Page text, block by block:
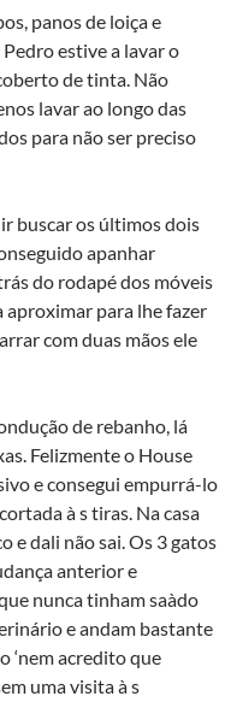
panos de loiça e
estive a lavar o
de tinta. Não
lavar ao longo das
para não ser preciso
buscar os últimos dois
apanhar
do rodapé dos móveis
aproximar para lhe fazer
com duas mãos ele
de rebanho, lá
Felizmente o House
e consegui empurrá-lo
à s tiras. Na casa
e dali não sai. Os 3 gatos
anterior e
nunca tinham saà­do
e andam bastante
‘nem acredito que
uma visita à s